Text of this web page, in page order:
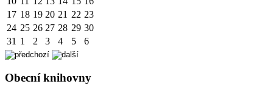
17 18 19 20 21 22 23
24 25 26 27 28 29 30
31 1 2 3 4 5 6
Obecní knihovny